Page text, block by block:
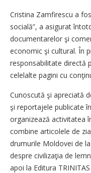
Cristina Zamfirescu a
socială”, a asigurat
documentarelor şi
economic şi cultural. În
responsabilitate directă
celelalte pagini cu
Cunoscută şi apreciată
şi reportajele publicate în
organizează activitatea
combine articolele de
drumurile Moldovei de
despre civilizaţia de
apoi la Editura